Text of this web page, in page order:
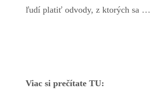
ľudí platiť odvody, z ktorých sa …
Viac si prečítate TU: